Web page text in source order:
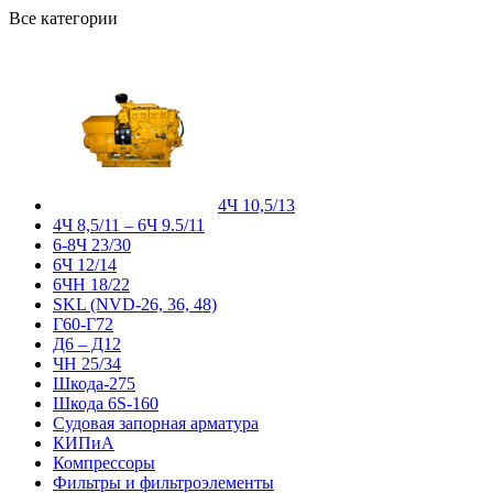
Все категории
4Ч 10,5/13
4Ч 8,5/11 – 6Ч 9.5/11
6-8Ч 23/30
6Ч 12/14
6ЧН 18/22
SKL (NVD-26, 36, 48)
Г60-Г72
Д6 – Д12
ЧН 25/34
Шкода-275
Шкода 6S-160
Судовая запорная арматура
КИПиА
Компрессоры
Фильтры и фильтроэлементы